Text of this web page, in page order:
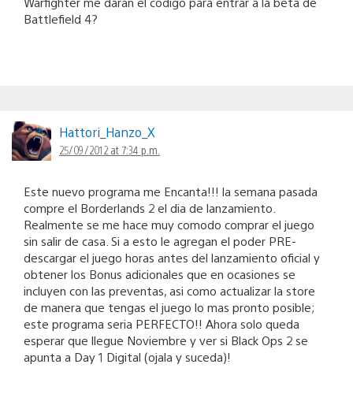
Battlefield 4?
Hattori_Hanzo_X
25/09/2012 at 7:34 p.m.
Este nuevo programa me Encanta!!! la semana pasada
compre el Borderlands 2 el dia de lanzamiento.
Realmente se me hace muy comodo comprar el juego
sin salir de casa. Si a esto le agregan el poder PRE-
descargar el juego horas antes del lanzamiento oficial y
obtener los Bonus adicionales que en ocasiones se
incluyen con las preventas, asi como actualizar la store
de manera que tengas el juego lo mas pronto posible;
este programa seria PERFECTO!! Ahora solo queda
esperar que llegue Noviembre y ver si Black Ops 2 se
apunta a Day 1 Digital (ojala y suceda)!